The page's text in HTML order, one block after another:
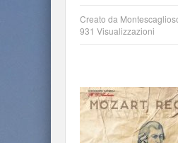
Creato da
931 Visualizzazioni